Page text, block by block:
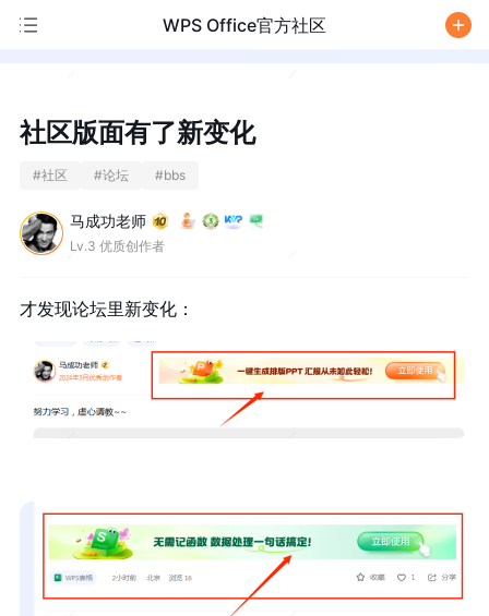
WPS Office官方社区
社区版面有了新变化
#社区 #论坛 #bbs
马成功老师
Lv.3 优质创作者
才发现论坛里新变化：